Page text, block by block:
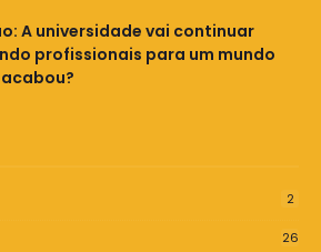
A universidade vai continuar
profissionais para um mundo
2
26